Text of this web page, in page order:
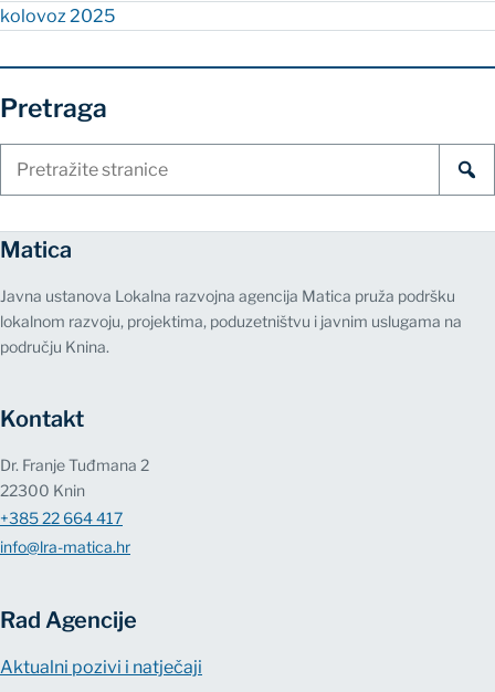
kolovoz 2025
Pretraga
Matica
Javna ustanova Lokalna razvojna agencija Matica pruža podršku
lokalnom razvoju, projektima, poduzetništvu i javnim uslugama na
području Knina.
Kontakt
Dr. Franje Tuđmana 2
22300 Knin
+385 22 664 417
info@lra-matica.hr
Rad Agencije
Aktualni pozivi i natječaji